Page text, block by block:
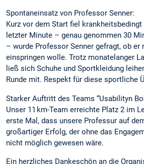
Spontaneinsatz von Professor Senner:
Kurz vor dem Start fiel
letzter Minute – genau genommen 30
– wurde Professor Senner gefragt, ob er
einspringen wolle. Trotz monatelanger
ließ sich Schuhe und Sportkleidung
Runde mit. Respekt für diese sportliche
Starker Auftritt des Teams “Usabilityn
Unser 11 km-Team erreichte Platz 2 im
erste Mal, dass unsere Professur auf
großartiger Erfolg, der ohne das
nicht möglich gewesen wäre.
Ein herzliches Dankeschön an die